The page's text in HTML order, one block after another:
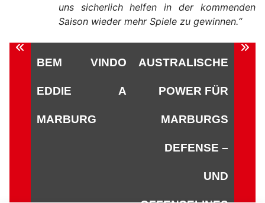
uns sicherlich helfen in der kommenden
Saison wieder mehr Spiele zu gewinnen.“
Beitragsnavigation
BEM VINDO
EDDIE A
MARBURG
AUSTRALISCHE
POWER FÜR
MARBURGS
DEFENSE –
UND